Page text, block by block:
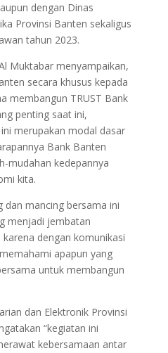
dengan Dinas
Provinsi Banten sekaligus
tahun 2023.
Muktabar menyampaikan,
secara khusus kepada
membangun TRUST Bank
penting saat ini,
merupakan modal dasar
Bank Banten
mudahan kedepannya
kita.
dan mancing bersama ini
menjadi jembatan
dengan komunikasi
apapun yang
untuk membangun
dan Elektronik Provinsi
“kegiatan ini
kebersamaan antar